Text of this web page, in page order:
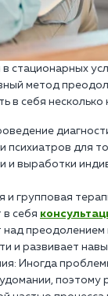
стационарных
метод
в себя несколько
психиатров для
и выработки
и групповая
в себя
преодолением
и развивает
Иногда
поэтому